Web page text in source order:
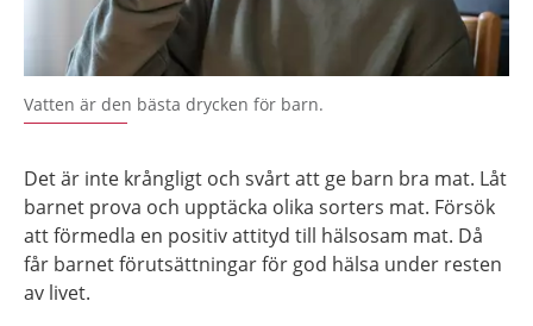
Vatten är den bästa drycken för barn.
Det är inte krångligt och svårt att ge barn bra mat. Låt
barnet prova och upptäcka olika sorters mat. Försök
att förmedla en positiv attityd till hälsosam mat. Då
får barnet förutsättningar för god hälsa under resten
av livet.